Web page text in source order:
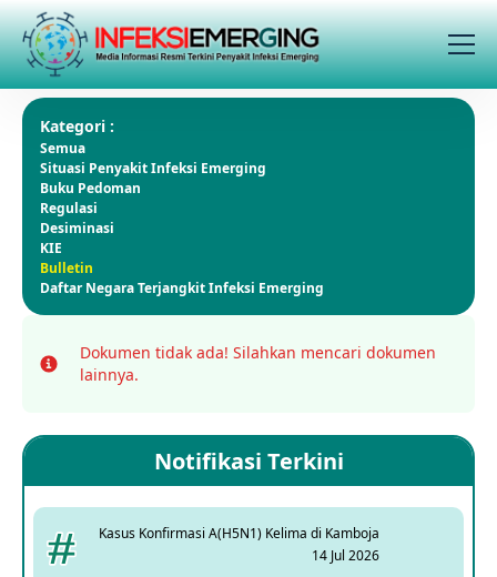
Kategori :
Semua
Situasi Penyakit Infeksi Emerging
Buku Pedoman
Regulasi
Desiminasi
KIE
Bulletin
Daftar Negara Terjangkit Infeksi Emerging
Info
Dokumen tidak ada! Silahkan mencari dokumen
lainnya.
Notifikasi Terkini
Kasus Konfirmasi A(H5N1) Kelima di Kamboja
14 Jul 2026